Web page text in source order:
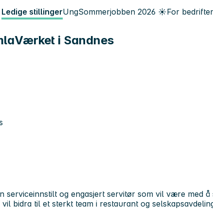
Ledige stillingerUngSommerjobben 2026 ☀️For bedrifter
i Sandnes
serviceinnstilt og engasjert servitør som vil være med
bidra til et sterkt team i restaurant og